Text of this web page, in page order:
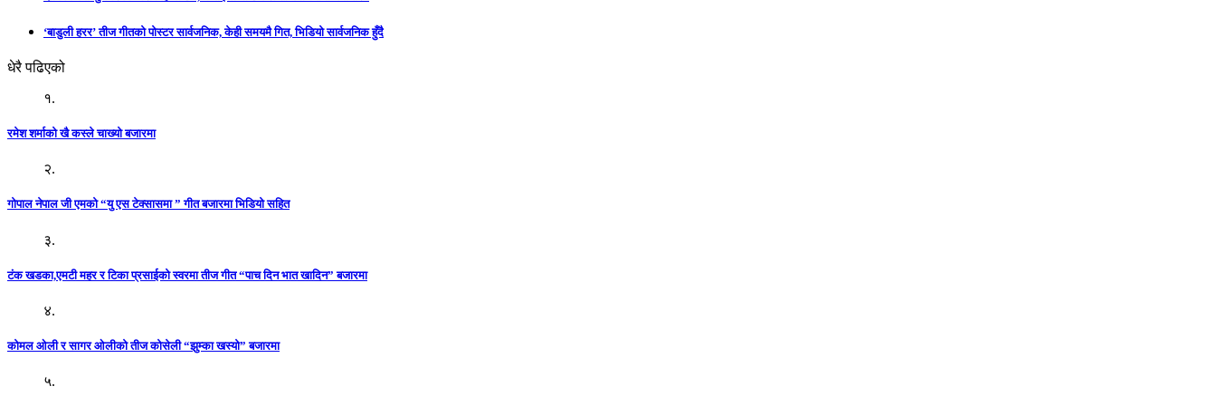
‘बाडुली हरर’ तीज गीतको पोस्टर सार्वजनिक, केही समयमै गित, भिडियो सार्वजनिक हुँदै
धेरै पढिएको
१.
रमेश शर्माको खै कस्ले चाख्यो बजारमा
२.
गोपाल नेपाल जी एमको “यु एस टेक्सासमा ” गीत बजारमा भिडियो सहित
३.
टंक खडका,एमटी महर र टिका प्रसाईको स्वरमा तीज गीत “पाच दिन भात खादिन” बजारमा
४.
कोमल ओली र सागर ओलीको तीज कोसेली “झुम्का खस्यो” बजारमा
५.